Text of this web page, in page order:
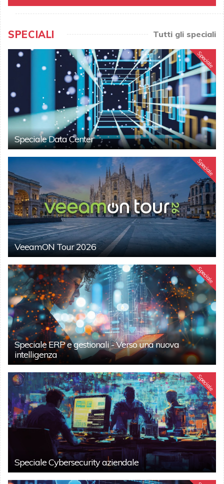
SPECIALI Tutti gli speciali
Speciale
Speciale Data Center
Speciale
VeeamON Tour 2026
Speciale
Speciale ERP e gestionali - Verso una nuova
intelligenza
Speciale
Speciale Cybersecurity aziendale